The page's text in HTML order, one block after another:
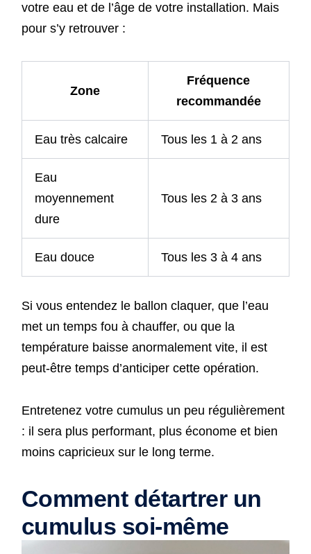
votre eau et de l’âge de votre installation. Mais
pour s’y retrouver :
Zone
Fréquence
recommandée
Eau très calcaire Tous les 1 à 2 ans
Eau
moyennement
dure
Tous les 2 à 3 ans
Eau douce Tous les 3 à 4 ans
Si vous entendez le ballon claquer, que l’eau
met un temps fou à chauffer, ou que la
température baisse anormalement vite, il est
peut-être temps d’anticiper cette opération.
Entretenez votre cumulus un peu régulièrement
: il sera plus performant, plus économe et bien
moins capricieux sur le long terme.
Comment détartrer un
cumulus soi-même